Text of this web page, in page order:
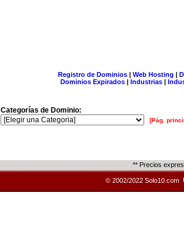
Registro de Dominios| Web Hosting |
Dominios Expirados | Industrias |
Categorías de Dominio:
[Pág.
** Precios
© 2002/2022 Solo10.com